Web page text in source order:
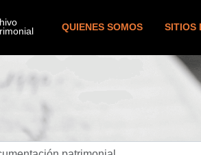
QUIENES SOMOS SITIOS